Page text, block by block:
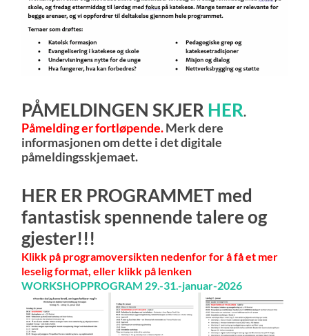
PÅMELDINGEN SKJER HER.
Påmelding er fortløpende.Merk dere
informasjonen om dette i det digitale
påmeldingsskjemaet.
HER ER PROGRAMMET med
fantastisk spennende talere og
gjester!!!
Klikk på programoversikten nedenfor for å få et mer
leselig format, eller klikk på lenken
WORKSHOPPROGRAM 29.-31.-januar-2026